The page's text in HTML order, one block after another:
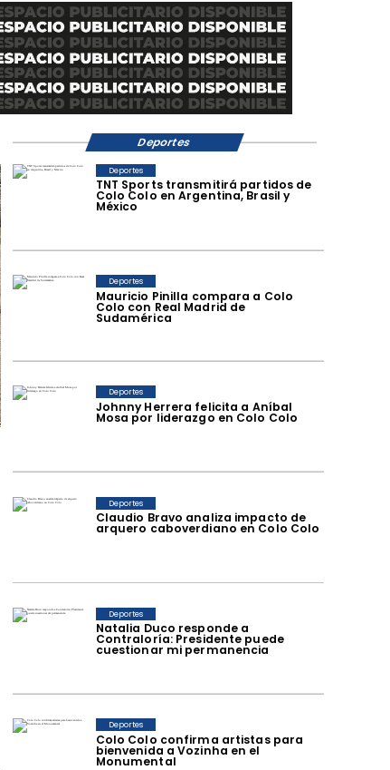
TNT Sports transmitirá partidos de
Colo Colo en Argentina, Brasil y
México
Deportes
Mauricio Pinilla compara a Colo
Colo con Real Madrid de
Sudamérica
Deportes
Johnny Herrera felicita a Aníbal
Mosa por liderazgo en Colo Colo
Deportes
Claudio Bravo analiza impacto de
arquero caboverdiano en Colo Colo
Deportes
Natalia Duco responde a
Contraloría: Presidente puede
cuestionar mi permanencia
Deportes
Colo Colo confirma artistas para
bienvenida a Vozinha en el
Monumental
Deportes
Deportes